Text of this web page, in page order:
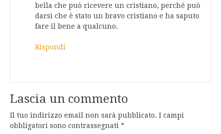
bella che può ricevere un cristiano, perché può
darsi che è stato un bravo cristiano e ha saputo
fare il bene a qualcuno.
Rispondi
Lascia un commento
Il tuo indirizzo email non sarà pubblicato. I campi
obbligatori sono contrassegnati *